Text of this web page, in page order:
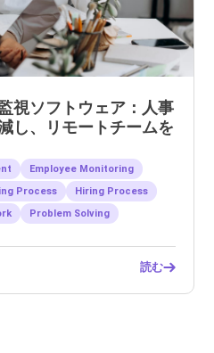
視ソフトウェア：人事
し、リモートチームを
Employee Monitoring
Process
Hiring Process
Problem Solving
読む